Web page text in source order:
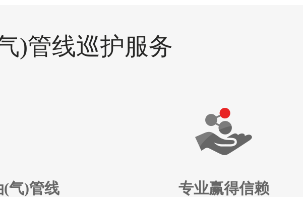
)管线巡护服务
(气)管线
专业赢得信赖